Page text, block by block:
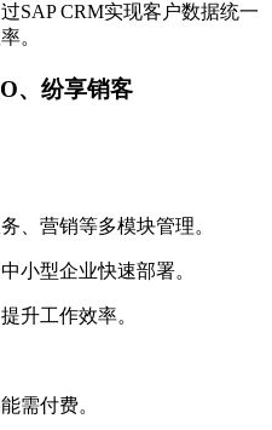
SAP CRM实现客户数据统一
。
、纷享销客
、营销等多模块管理。
小型企业快速部署。
升工作效率。
需付费。